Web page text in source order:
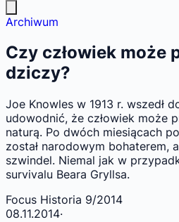
Archiwum
Czy człowiek może
dziczy?
Joe Knowles w 1913 r. wszedł
udowodnić, że człowiek może
naturą. Po dwóch miesiącach
został narodowym bohaterem,
szwindel. Niemal jak w
survivalu Beara Gryllsa.
Focus Historia 9/2014
08.11.2014·